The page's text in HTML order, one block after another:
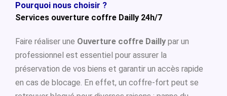
Pourquoi nous choisir ?
Services ouverture coffre Dailly 24h/7
Faire réaliser une Ouverture coffre Dailly par un
professionnel est essentiel pour assurer la
préservation de vos biens et garantir un accès rapide
en cas de blocage. En effet, un coffre-fort peut se